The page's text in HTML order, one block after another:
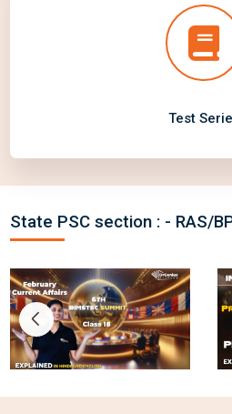
Test
State PSC section : - RAS/
Title text